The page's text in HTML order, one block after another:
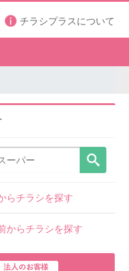
チラシプラスについて
らチラシを探す
からチラシを探す